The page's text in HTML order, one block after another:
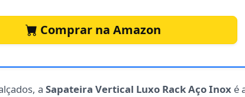
Comprar na Amazon
a Sapateira Vertical Luxo Rack Aço Inox é